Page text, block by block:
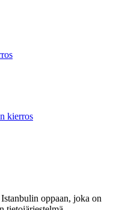
kierros
oppaan, joka on